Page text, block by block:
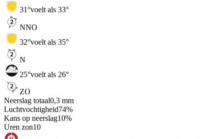
31°voelt als 33°
NNO
32°voelt als 35°
N
25°voelt als 26°
ZO
Neerslag totaal0,3 mm
Luchtvochtigheid74%
Kans op neerslag10%
Uren zon10